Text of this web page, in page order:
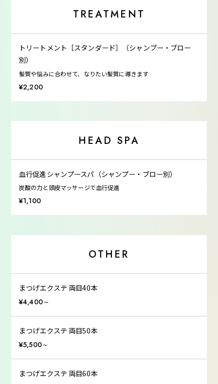
TREATMENT
トリートメント［スタンダード］（シャンプー・ブロー
別）
髪質や悩みに合わせて、なりたい髪質に導きます
¥2,200
HEAD SPA
血行促進シャンプースパ（シャンプー・ブロー別）
炭酸の力と頭皮マッサージで血行促進
¥1,100
OTHER
まつげエクステ 両目40本
¥4,400～
まつげエクステ 両目50本
¥5,500～
まつげエクステ 両目60本